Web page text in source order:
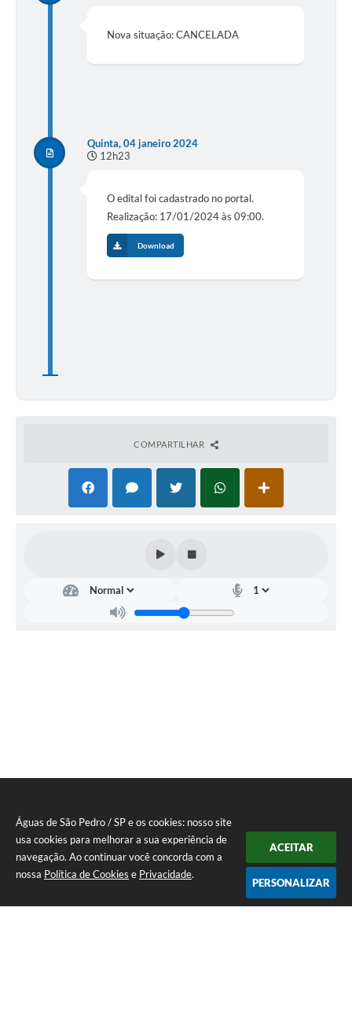
Águas de São Pedro / SP e os cookies: nosso site
usa cookies para melhorar a sua experiência de
navegação. Ao continuar você concorda com a
nossa Política de Cookies e Privacidade.
ACEITAR
PERSONALIZAR
Nova situação: CANCELADA
Quinta, 04 janeiro 2024
12h23
O edital foi cadastrado no portal.
Realização: 17/01/2024 às 09:00.
Download
COMPARTILHAR